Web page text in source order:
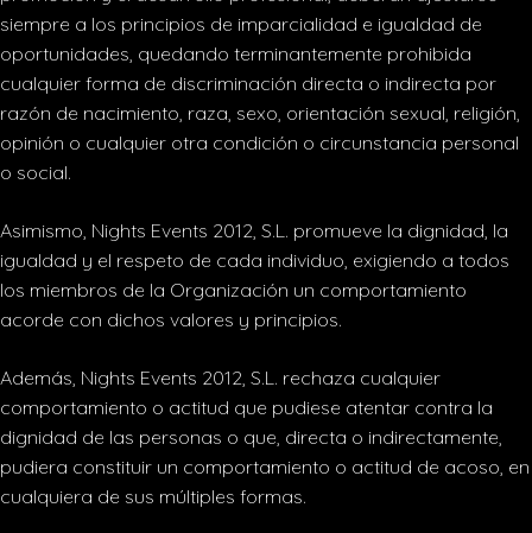
siempre a los principios de imparcialidad e igualdad de
oportunidades, quedando terminantemente prohibida
cualquier forma de discriminación directa o indirecta por
razón de nacimiento, raza, sexo, orientación sexual, religión,
opinión o cualquier otra condición o circunstancia personal
o social.
Asimismo, Nights Events 2012, S.L. promueve la dignidad, la
igualdad y el respeto de cada individuo, exigiendo a todos
los miembros de la Organización un comportamiento
acorde con dichos valores y principios.
Además, Nights Events 2012, S.L. rechaza cualquier
comportamiento o actitud que pudiese atentar contra la
dignidad de las personas o que, directa o indirectamente,
pudiera constituir un comportamiento o actitud de acoso, en
cualquiera de sus múltiples formas.